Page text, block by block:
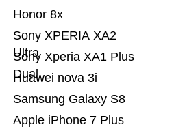
Apple iPhone 7 Plus
Samsung Galaxy S8
Huawei nova 3i
Sony Xperia XA1 Plus
Dual
Sony XPERIA XA2
Ultra
Honor 8x